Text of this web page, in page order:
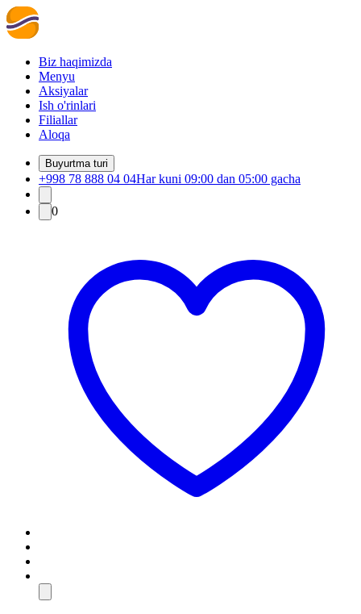
Biz haqimizda
Menyu
Aksiyalar
Ish o'rinlari
Filiallar
Aloqa
Buyurtma turi
+998 78 888 04 04Har kuni 09:00 dan 05:00 gacha
0